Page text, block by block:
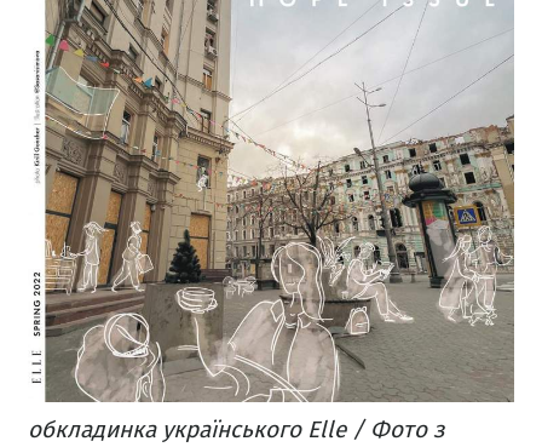
обкладинка українського Elle / Фото з